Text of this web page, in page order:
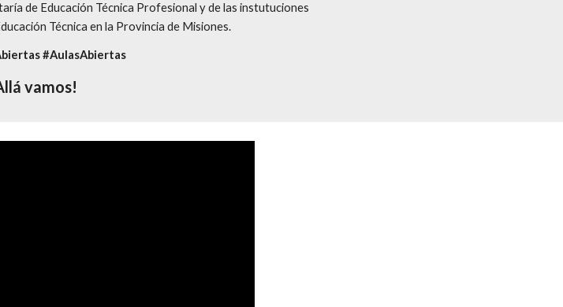
de Educación Técnica Profesional y de las instutuciones
Técnica en la Provincia de Misiones.
#AulasAbiertas
vamos!